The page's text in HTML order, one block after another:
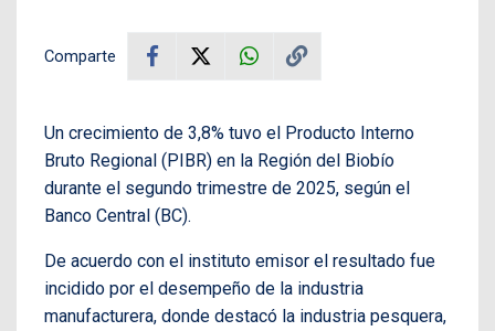
Comparte
Un crecimiento de 3,8% tuvo el Producto Interno
Bruto Regional (PIBR) en la Región del Biobío
durante el segundo trimestre de 2025, según el
Banco Central (BC).
De acuerdo con el instituto emisor el resultado fue
incidido por el desempeño de la industria
manufacturera, donde destacó la industria pesquera,